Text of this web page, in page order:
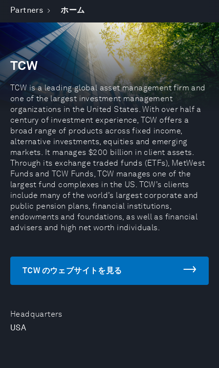
Partners ホーム
Headquarters
USA
TCW
TCW is a leading global asset management firm and
one of the largest investment management
organizations in the United States. With over half a
century of investment experience, TCW offers a
broad range of products across fixed income,
alternative investments, equities and emerging
markets. It manages $200 billion in client assets.
Through its exchange traded funds (ETFs), MetWest
Funds and TCW Funds, TCW manages one of the
largest fund complexes in the US. TCW’s clients
include many of the world’s largest corporate and
public pension plans, financial institutions,
endowments and foundations, as well as financial
advisers and high net worth individuals.
TCW のウェブサイトを見る